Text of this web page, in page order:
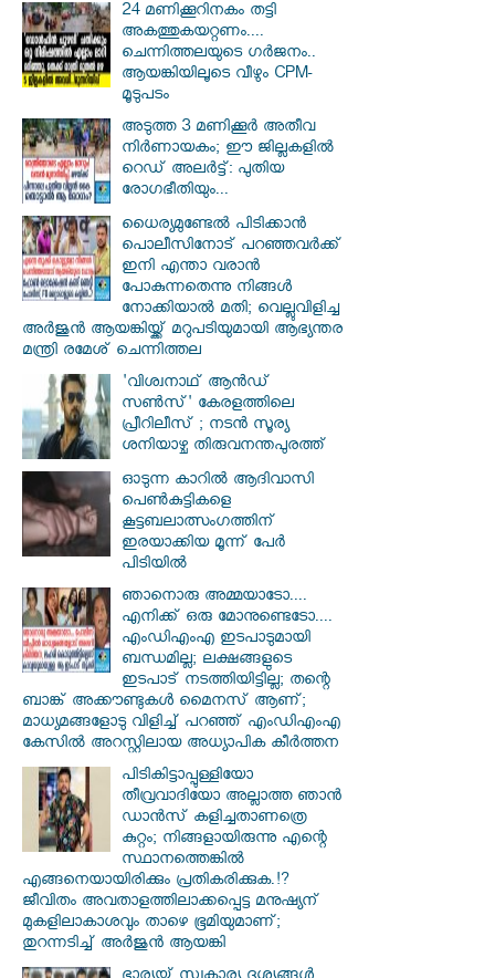
24 മണിക്കൂറിനകം തട്ടി
അകത്തുകയറ്റണം....
ചെന്നിത്തലയുടെ ഗർജനം..
ആയങ്കിയിലൂടെ വീഴും CPM-
മൂടുപടം
അടുത്ത 3 മണിക്കൂർ അതീവ
നിർണായകം; ഈ ജില്ലകളിൽ
റെഡ് അലർട്ട്: പുതിയ
രോഗഭീതിയും...
ധൈര്യമുണ്ടേൽ പിടിക്കാൻ
പൊലീസിനോട് പറഞ്ഞവർക്ക്
ഇനി എന്താ വരാൻ
പോകുന്നതെന്നു നിങ്ങൾ
നോക്കിയാൽ മതി; വെല്ലുവിളിച്ച
അർജുൻ ആയങ്കിയ്ക്ക് മറുപടിയുമായി ആഭ്യന്തര
മന്ത്രി രമേശ് ചെന്നിത്തല
'വിശ്വനാഥ് ആന്‍ഡ്
സണ്‍സ്' കേരളത്തിലെ
പ്രീറിലീസ് ; നടന്‍ സൂര്യ
ശനിയാഴ്ച തിരുവനന്തപുരത്ത്
ഓടുന്ന കാറില്‍ ആദിവാസി
പെണ്‍കുട്ടികളെ
കൂട്ടബലാത്സംഗത്തിന്
ഇരയാക്കിയ മൂന്ന് പേര്‍
പിടിയില്‍
ഞാനൊരു അമ്മയാടോ....
എനിക്ക് ഒരു മോനുണ്ടെടോ....
എംഡിഎംഎ ഇടപാടുമായി
ബന്ധമില്ല; ലക്ഷങ്ങളുടെ
ഇടപാട് നടത്തിയിട്ടില്ല; തന്റെ
ബാങ്ക് അക്കൗണ്ടുകൾ മൈനസ് ആണ്;
മാധ്യമങ്ങളോടു വിളിച്ച് പറഞ്ഞ് എംഡിഎംഎ
കേസിൽ അറസ്റ്റിലായ അധ്യാപിക കീർത്തന
പിടികിട്ടാപ്പുള്ളിയോ
തീവ്രവാദിയോ അല്ലാത്ത ഞാൻ
ഡാൻസ് കളിച്ചതാണത്രെ
കുറ്റം; നിങ്ങളായിരുന്നു എന്റെ
സ്ഥാനത്തെങ്കിൽ
എങ്ങനെയായിരിക്കും പ്രതികരിക്കുക.!?
ജീവിതം അവതാളത്തിലാക്കപ്പെട്ട മനുഷ്യന്
മുകളിലാകാശവും താഴെ ഭൂമിയുമാണ്;
തുറന്നടിച്ച് അർജുൻ ആയങ്കി